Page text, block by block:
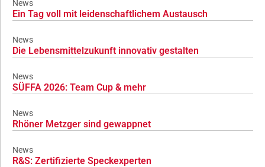
News
Ein Tag voll mit leidenschaftlichem Austausch
News
Die Lebensmittelzukunft innovativ gestalten
News
SÜFFA 2026: Team Cup & mehr
News
Rhöner Metzger sind gewappnet
News
R&S: Zertifizierte Speckexperten